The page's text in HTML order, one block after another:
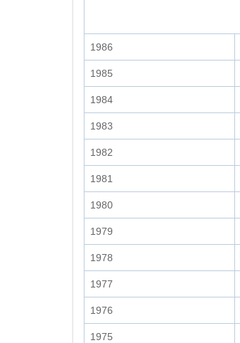
1986
1985
1984
1983
1982
1981
1980
1979
1978
1977
1976
1975